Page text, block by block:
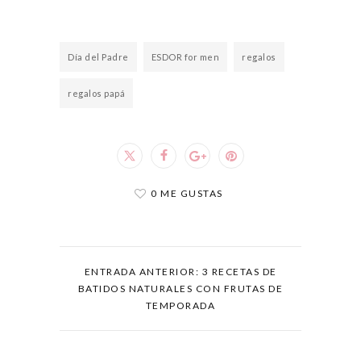
Día del Padre ESDOR for men regalos
regalos papá
0 ME GUSTAS
ENTRADA ANTERIOR: 3 RECETAS DE
BATIDOS NATURALES CON FRUTAS DE
TEMPORADA